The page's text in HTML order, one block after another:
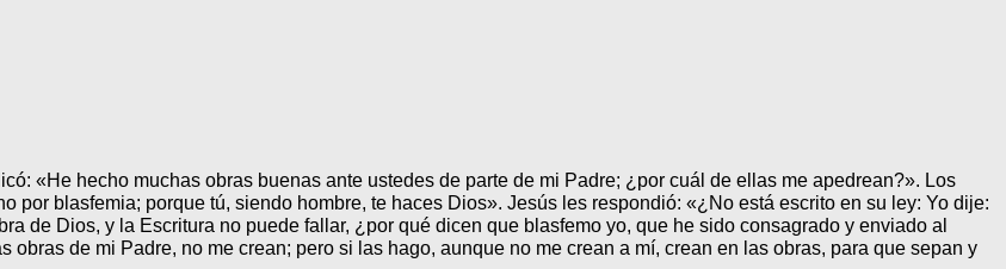
«He hecho muchas obras buenas ante ustedes de parte de mi Padre; ¿por cuál de ellas me apedrean?». Los
por blasfemia; porque tú, siendo hombre, te haces Dios». Jesús les respondió: «¿No está escrito en su ley: Yo dije:
de Dios, y la Escritura no puede fallar, ¿por qué dicen que blasfemo yo, que he sido consagrado y enviado al
de mi Padre, no me crean; pero si las hago, aunque no me crean a mí, crean en las obras, para que sepan y